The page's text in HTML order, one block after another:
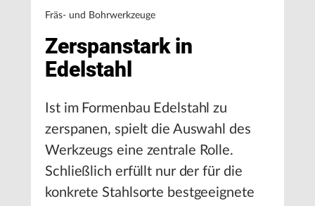
Fräs- und Bohrwerkzeuge
Zerspanstark in
Edelstahl
Ist im Formenbau Edelstahl zu
zerspanen, spielt die Auswahl des
Werkzeugs eine zentrale Rolle.
Schließlich erfüllt nur der für die
konkrete Stahlsorte bestgeeignete